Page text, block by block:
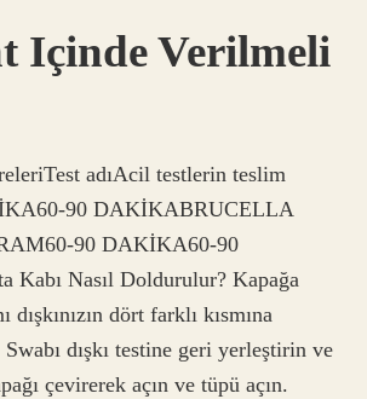
Içinde Verilmeli
adıAcil testlerin teslim
90 DAKİKABRUCELLA
90 DAKİKA60-90
Nasıl Doldurulur? Kapağa
dışkınızın dört farklı kısmına
Swabı dışkı testine geri yerleştirin ve
çevirerek açın ve tüpü açın.